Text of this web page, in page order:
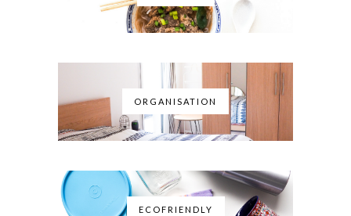
ORGANISATION
ECOFRIENDLY